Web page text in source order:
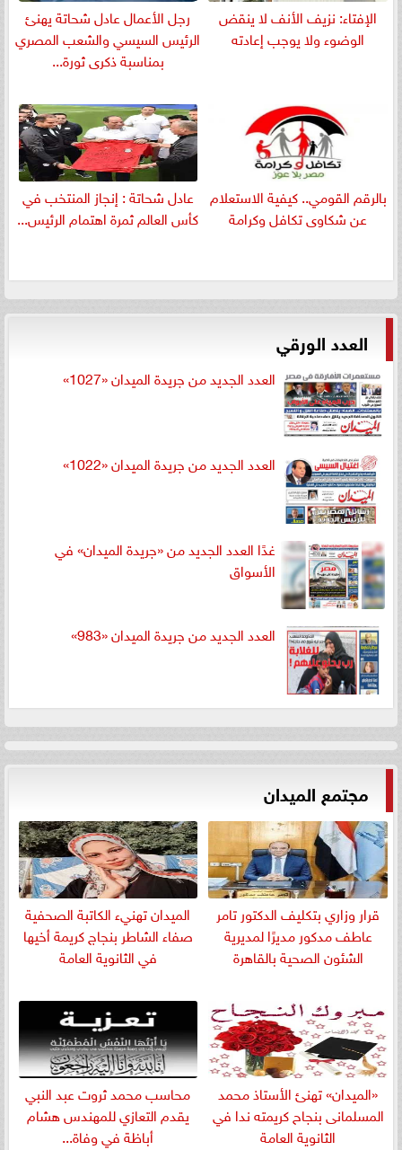
الإفتاء: نزيف الأنف لا ينقض
الوضوء ولا يوجب إعادته
رجل الأعمال عادل شحاتة يهنئ
الرئيس السيسي والشعب المصري
بمناسبة ذكرى ثورة...
بالرقم القومي.. كيفية الاستعلام
عن شكاوى تكافل وكرامة
عادل شحاتة : إنجاز المنتخب في
كأس العالم ثمرة اهتمام الرئيس...
العدد الورقي
العدد الجديد من جريدة الميدان «1027»
العدد الجديد من جريدة الميدان «1022»
غدًا العدد الجديد من «جريدة الميدان» في
الأسواق
العدد الجديد من جريدة الميدان «983»
مجتمع الميدان
قرار وزاري بتكليف الدكتور تامر
عاطف مدكور مديرًا لمديرية
الشئون الصحية بالقاهرة
الميدان تهنيء الكاتبة الصحفية
صفاء الشاطر بنجاج كريمة أخيها
في الثانوية العامة
«الميدان» تهنئ الأستاذ محمد
المسلمانى بنجاح كريمته ندا في
الثانوية العامة
​محاسب محمد ثروت عبد النبي
يقدم التعازي للمهندس هشام
أباظة في وفاة...